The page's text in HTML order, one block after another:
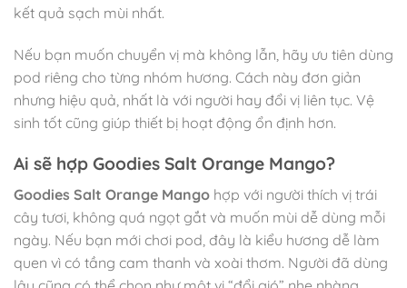
kết quả sạch mùi nhất.
Nếu bạn muốn chuyển vị mà không lẫn, hãy ưu tiên dùng
pod riêng cho từng nhóm hương. Cách này đơn giản
nhưng hiệu quả, nhất là với người hay đổi vị liên tục. Vệ
sinh tốt cũng giúp thiết bị hoạt động ổn định hơn.
Ai sẽ hợp Goodies Salt Orange Mango?
Goodies Salt Orange Mango hợp với người thích vị trái
cây tươi, không quá ngọt gắt và muốn mùi dễ dùng mỗi
ngày. Nếu bạn mới chơi pod, đây là kiểu hương dễ làm
quen vì có tầng cam thanh và xoài thơm. Người đã dùng